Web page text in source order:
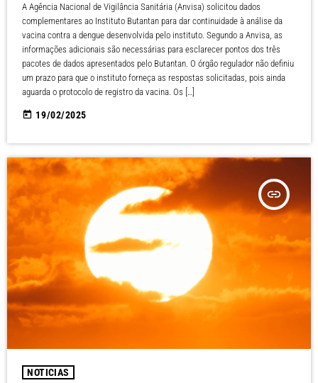
A Agência Nacional de Vigilância Sanitária (Anvisa) solicitou dados
complementares ao Instituto Butantan para dar continuidade à análise da
vacina contra a dengue desenvolvida pelo instituto. Segundo a Anvisa, as
informações adicionais são necessárias para esclarecer pontos dos três
pacotes de dados apresentados pelo Butantan. O órgão regulador não definiu
um prazo para que o instituto forneça as respostas solicitadas, pois ainda
aguarda o protocolo de registro da vacina. Os […]
today 19/02/2025
insert_link
NOTICIAS